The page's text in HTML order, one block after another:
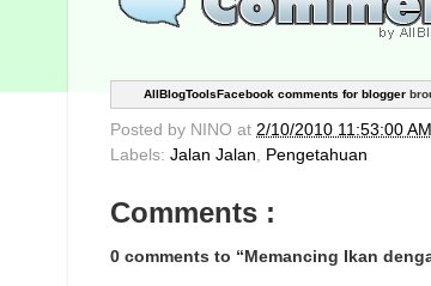
AllBlogToolsFacebook comments for blogger
Posted by NINO at 2/10/2010 11:53:00 AM
Labels: Jalan Jalan, Pengetahuan
Comments :
0 comments to “Memancing Ikan